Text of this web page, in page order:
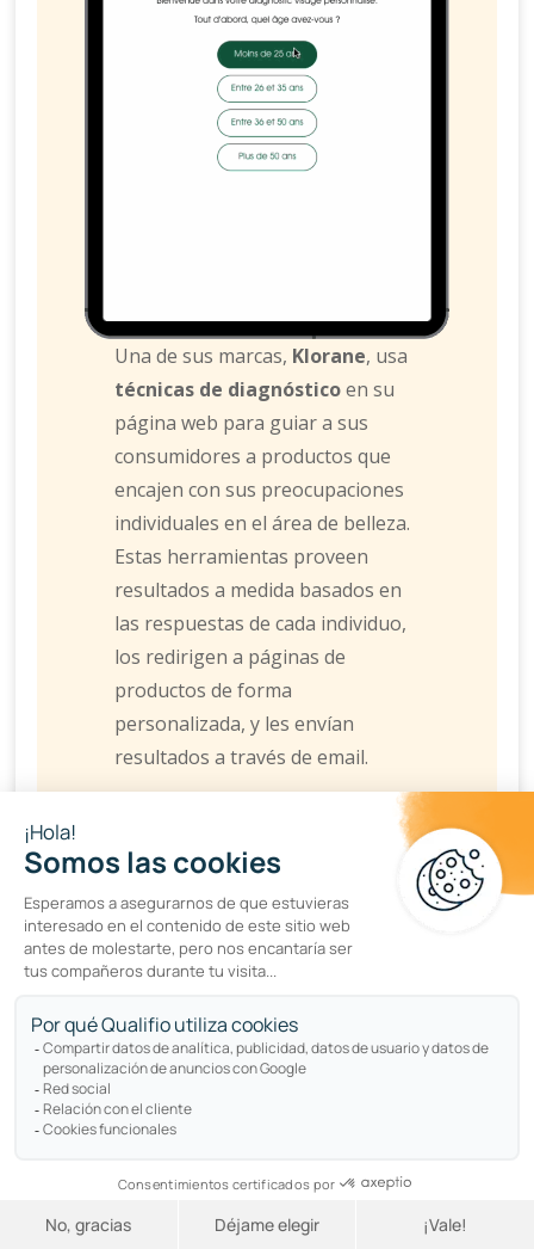
Una de sus marcas, Klorane, usa
técnicas de diagnósticoen su
página web para guiar a sus
consumidores a productos que
encajen con sus preocupaciones
individuales en el área de belleza.
Estas herramientas proveen
resultados a medida basados en
las respuestas de cada individuo,
los redirigen a páginas de
productos de forma
personalizada, y les envían
resultados a través de email.
en tiempo real a Salesforce,
enriqueciendo tanto perfiles
nuevos como preexistentes.
Klorane también lanza atractivas
Adviento. En estas, los participantes
responden a preguntas de
segmentación relacionadas con sus
rituales de belleza, canales de compra
preferidos o necesidades capilares, y